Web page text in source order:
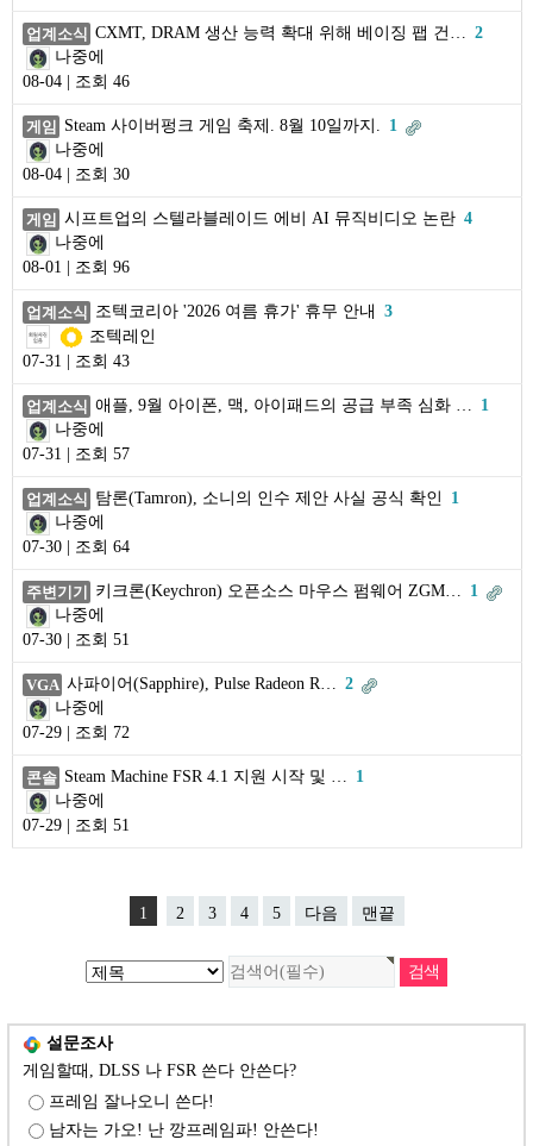
업계소식 CXMT, DRAM 생산 능력 확대 위해 베이징 팹 건… 2
나중에
08-04 | 조회 46
게임 Steam 사이버펑크 게임 축제. 8월 10일까지. 1
나중에
08-04 | 조회 30
게임 시프트업의 스텔라블레이드 에비 AI 뮤직비디오 논란 4
나중에
08-01 | 조회 96
업계소식 조텍코리아 '2026 여름 휴가' 휴무 안내
3
조텍레인
07-31 | 조회 43
업계소식 애플, 9월 아이폰, 맥, 아이패드의 공급 부족 심화 … 1
나중에
07-31 | 조회 57
업계소식 탐론(Tamron), 소니의 인수 제안 사실 공식 확인
1
나중에
07-30 | 조회 64
주변기기 키크론(Keychron) 오픈소스 마우스 펌웨어 ZGM… 1
나중에
07-30 | 조회 51
VGA 사파이어(Sapphire), Pulse Radeon R… 2
나중에
07-29 | 조회 72
콘솔 Steam Machine FSR 4.1 지원 시작 및 … 1
나중에
07-29 | 조회 51
1 2 3 4 5 다음 맨끝
설문조사
게임할때, DLSS 나 FSR 쓴다 안쓴다?
프레임 잘나오니 쓴다!
남자는 가오! 난 깡프레임파! 안쓴다!